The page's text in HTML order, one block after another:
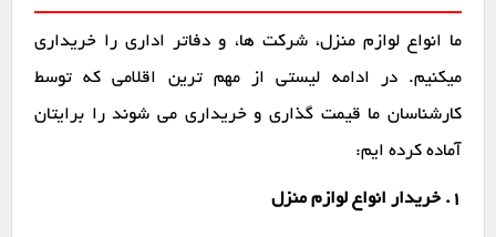
ما انواع لوازم منزل، شرکت ها، و دفاتر اداری را خریداری
میکنیم. در ادامه لیستی از مهم ترین اقلامی که توسط
کارشناسان ما قیمت گذاری و خریداری می شوند را برایتان
آماده کرده ایم:
1. خریدار انواع لوازم منزل